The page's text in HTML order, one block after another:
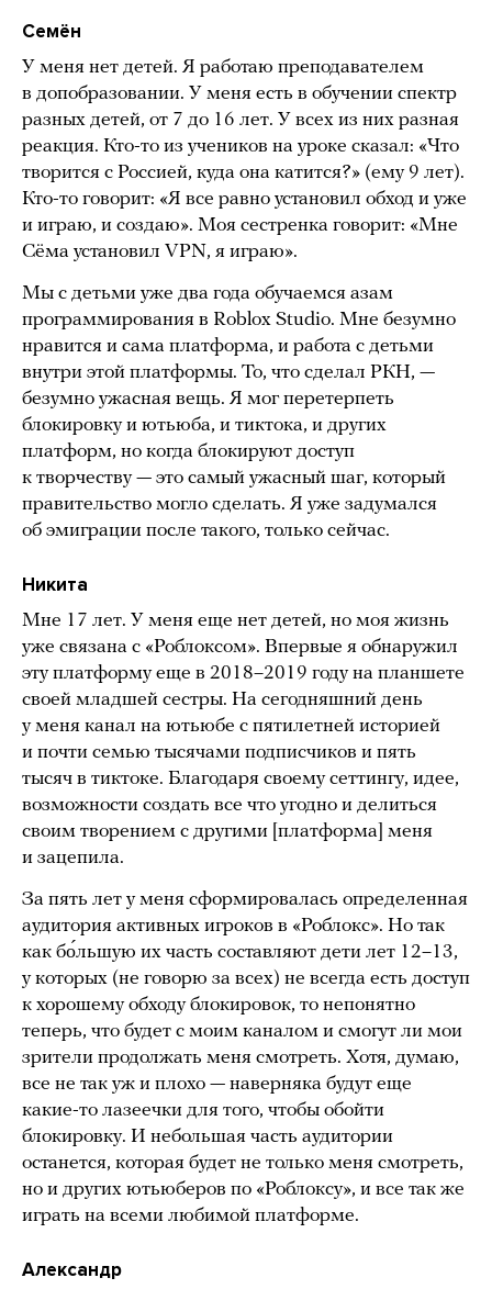
Семён
У меня нет детей. Я работаю преподавателем
в допобразовании. У меня есть в обучении спектр
разных детей, от 7 до 16 лет. У всех из них разная
реакция. Кто-то из учеников на уроке сказал: «Что
творится с Россией, куда она катится?» (ему 9 лет).
Кто-то говорит: «Я все равно установил обход и уже
и играю, и создаю». Моя сестренка говорит: «Мне
Сёма установил VPN, я играю».
Мы с детьми уже два года обучаемся азам
программирования в Roblox Studio. Мне безумно
нравится и сама платформа, и работа с детьми
внутри этой платформы. То, что сделал РКН, —
безумно ужасная вещь. Я мог перетерпеть
блокировку и ютьюба, и тиктока, и других
платформ, но когда блокируют доступ
к творчеству — это самый ужасный шаг, который
правительство могло сделать. Я уже задумался
об эмиграции после такого, только сейчас.
Никита
Мне 17 лет. У меня еще нет детей, но моя жизнь
уже связана с «Роблоксом». Впервые я обнаружил
эту платформу еще в 2018–2019 году на планшете
своей младшей сестры. На сегодняшний день
у меня канал на ютьюбе с пятилетней историей
и почти семью тысячами подписчиков и пять
тысяч в тиктоке. Благодаря своему сеттингу, идее,
возможности создать все что угодно и делиться
своим творением с другими [платформа] меня
и зацепила.
За пять лет у меня сформировалась определенная
аудитория активных игроков в «Роблокс». Но так
как бо́льшую их часть составляют дети лет 12–13,
у которых (не говорю за всех) не всегда есть доступ
к хорошему обходу блокировок, то непонятно
теперь, что будет с моим каналом и смогут ли мои
зрители продолжать меня смотреть. Хотя, думаю,
все не так уж и плохо — наверняка будут еще
какие-то лазеечки для того, чтобы обойти
блокировку. И небольшая часть аудитории
останется, которая будет не только меня смотреть,
но и других ютьюберов по «Роблоксу», и все так же
играть на всеми любимой платформе.
Александр